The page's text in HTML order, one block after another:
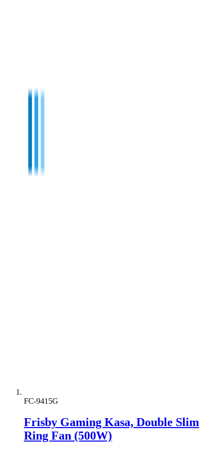
FC-9415G
Frisby Gaming Kasa, Double Slim
Ring Fan (500W)